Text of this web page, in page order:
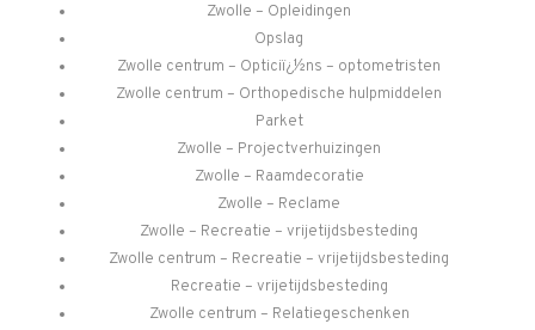
Zwolle – Opleidingen
Opslag
Zwolle centrum – Opticiï¿½ns – optometristen
Zwolle centrum – Orthopedische hulpmiddelen
Parket
Zwolle – Projectverhuizingen
Zwolle – Raamdecoratie
Zwolle – Reclame
Zwolle – Recreatie – vrijetijdsbesteding
Zwolle centrum – Recreatie – vrijetijdsbesteding
Recreatie – vrijetijdsbesteding
Zwolle centrum – Relatiegeschenken